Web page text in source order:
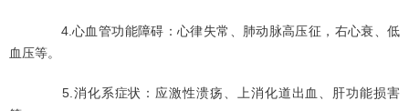
4.心血管功能障碍：心律失常、肺动脉高压征，右心衰、低
血压等。
5.消化系症状：应激性溃疡、上消化道出血、肝功能损害